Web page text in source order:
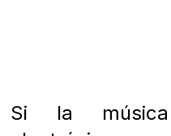
Si la música